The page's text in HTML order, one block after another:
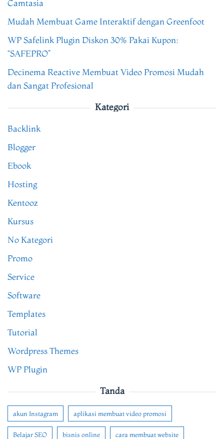
Camtasia
Mudah Membuat Game Interaktif dengan Greenfoot
WP Safelink Plugin Diskon 30% Pakai Kupon:
“SAFEPRO”
Decinema Reactive Membuat Video Promosi Mudah
dan Sangat Profesional
Kategori
Backlink
Blogger
Ebook
Hosting
Kentooz
Kursus
No Kategori
Promo
Service
Software
Templates
Tutorial
Wordpress Themes
WP Plugin
Tanda
akun Instagram aplikasi membuat video promosi
Belajar SEO bisnis online cara membuat website